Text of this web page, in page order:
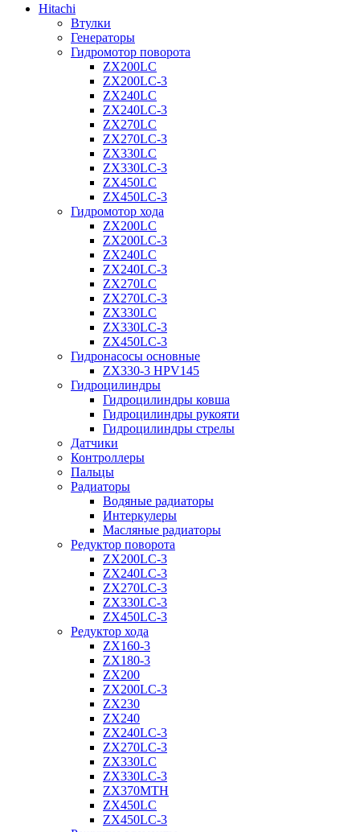
Hitachi
Втулки
Генераторы
Гидромотор поворота
ZX200LC
ZX200LC-3
ZX240LC
ZX240LC-3
ZX270LC
ZX270LC-3
ZX330LC
ZX330LC-3
ZX450LC
ZX450LC-3
Гидромотор хода
ZX200LC
ZX200LC-3
ZX240LC
ZX240LC-3
ZX270LC
ZX270LC-3
ZX330LC
ZX330LC-3
ZX450LC-3
Гидронасосы основные
ZX330-3 HPV145
Гидроцилиндры
Гидроцилиндры ковша
Гидроцилиндры рукояти
Гидроцилиндры стрелы
Датчики
Контроллеры
Пальцы
Радиаторы
Водяные радиаторы
Интеркулеры
Масляные радиаторы
Редуктор поворота
ZX200LC-3
ZX240LC-3
ZX270LC-3
ZX330LC-3
ZX450LC-3
Редуктор хода
ZX160-3
ZX180-3
ZX200
ZX200LC-3
ZX230
ZX240
ZX240LC-3
ZX270LC-3
ZX330LC
ZX330LC-3
ZX370MTH
ZX450LC
ZX450LC-3